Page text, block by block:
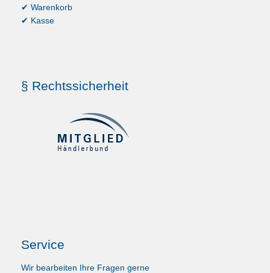
✔ Warenkorb
✔ Kasse
§ Rechtssicherheit
Service
Wir bearbeiten Ihre Fragen gerne